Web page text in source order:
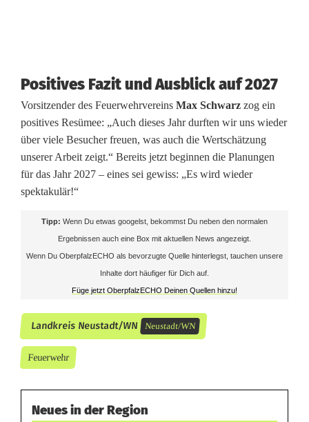
n
N
e
u
s
Positives Fazit und Ausblick auf 2027
Vorsitzender des Feuerwehrvereins Max Schwarz zog ein
positives Resümee: „Auch dieses Jahr durften wir uns wieder
über viele Besucher freuen, was auch die Wertschätzung
unserer Arbeit zeigt.“ Bereits jetzt beginnen die Planungen
für das Jahr 2027 – eines sei gewiss: „Es wird wieder
spektakulär!“
Tipp: Wenn Du etwas googelst, bekommst Du neben den normalen
Ergebnissen auch eine Box mit aktuellen News angezeigt.
Wenn Du OberpfalzECHO als bevorzugte Quelle hinterlegst, tauchen unsere
Inhalte dort häufiger für Dich auf.
Füge jetzt OberpfalzECHO Deinen Quellen hinzu!
Landkreis Neustadt/WN Neustadt/WN
Feuerwehr
Neues in der Region